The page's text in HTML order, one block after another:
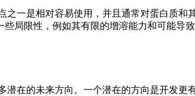
之一是相对容易使用，并且通常对蛋白质
局限性，例如其有限的增溶能力和可能导致
潜在的未来方向。一个潜在的方向是开发